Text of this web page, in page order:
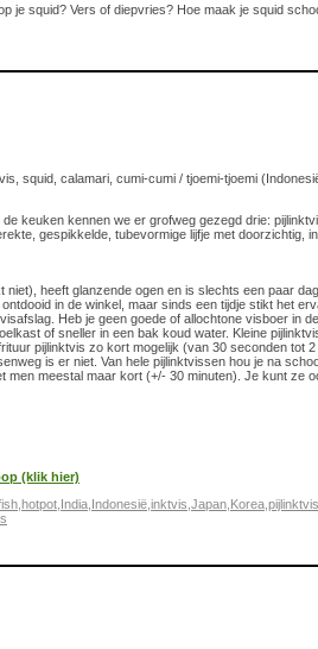
je squid? Vers of diepvries? Hoe maak je squid
squid, calamari, cumi-cumi / tjoemi-tjoemi
keuken kennen we er grofweg gezegd drie:
gespikkelde, tubevormige lijfje met doorzichtig,
heeft glanzende ogen en is slechts een paar
in de winkel, maar sinds een tijdje stikt het
Heb je geen goede of allochtone visboer in
of sneller in een bak koud water. Kleine
pijlinktvis zo kort mogelijk (van 30 seconden tot
is er niet. Van hele pijlinktvissen hou je na
men meestal maar kort (+/- 30 minuten). Je kunt ze
(klik hier)
hotpot India Indonesië inktvis Japan Korea pijlinktvis